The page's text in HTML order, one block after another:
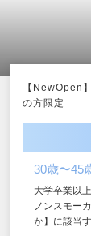
【NewOpen
の方限定
30歳〜45
大学卒業以
ノンスモー
か】に該当